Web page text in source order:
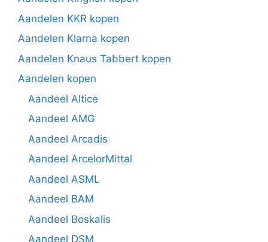
Aandelen KKR kopen
Aandelen Klarna kopen
Aandelen Knaus Tabbert kopen
Aandelen kopen
Aandeel Altice
Aandeel AMG
Aandeel Arcadis
Aandeel ArcelorMittal
Aandeel ASML
Aandeel BAM
Aandeel Boskalis
Aandeel DSM